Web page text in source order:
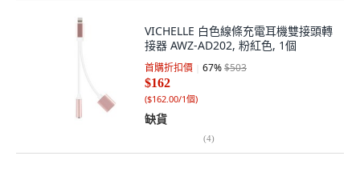
VICHELLE 白色線條充電耳機雙接頭轉
接器 AWZ-AD202, 粉紅色, 1個
首購折扣價 67%$503
$162
($162.00/1個)
缺貨
(4)